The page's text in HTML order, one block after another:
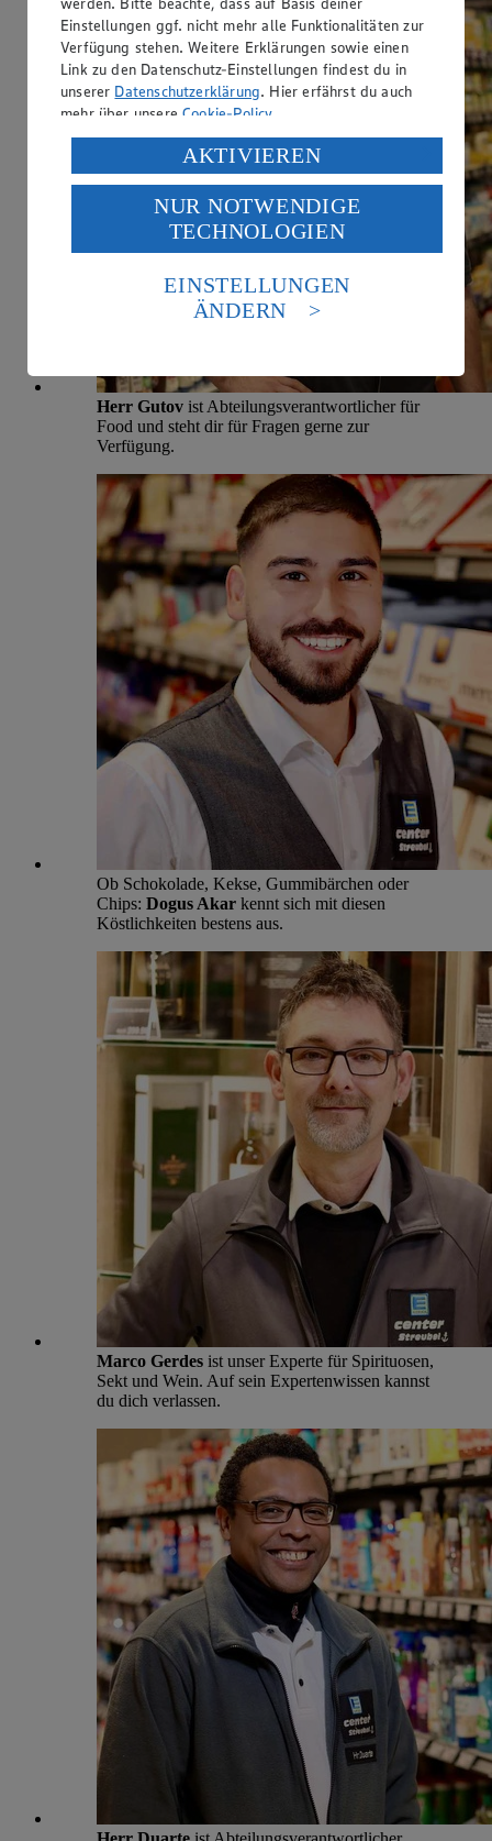
Herr Gutov ist Abteilungsverantwortlicher für
Food und steht dir für Fragen gerne zur
Verfügung.
Ob Schokolade, Kekse, Gummibärchen oder
Chips: Dogus Akar kennt sich mit diesen
Köstlichkeiten bestens aus.
Marco Gerdes ist unser Experte für Spirituosen,
Sekt und Wein. Auf sein Expertenwissen kannst
du dich verlassen.
Einstellungen ggf. nicht mehr alle Funktionalitäten zur
Verfügung stehen. Weitere Erklärungen sowie einen
Link zu den Datenschutz-Einstellungen findest du in
unserer Datenschutzerklärung. Hier erfährst du auch
mehr über unsereCookie-Policy.
Verarbeitung deiner personenbezogenen Daten in den
USA durch Facebook und YouTube:
Wenn du auf „Aktivieren“ klickst, willigst du im Sinne
des Art. 49 Abs. 1 Satz 1 lit. a) DSGVO ein, dass deine
Daten in den USA verarbeitet werden. Der EuGH sieht
die USA als Land mit einem nach europäischen
Standards nicht angemessenen Datenschutzniveau an.
Es besteht das Risiko eines Zugriffs durch US-
Informationen zum Herausgeber der Seite findest du
Impressum
AKTIVIEREN
NUR NOTWENDIGE
TECHNOLOGIEN
EINSTELLUNGEN
ÄNDERN